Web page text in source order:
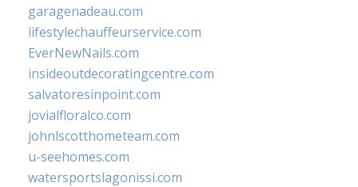
garagenadeau.com
lifestylechauffeurservice.com
EverNewNails.com
insideoutdecoratingcentre.com
salvatoresinpoint.com
jovialfloralco.com
johnlscotthometeam.com
u-seehomes.com
watersportslagonissi.com